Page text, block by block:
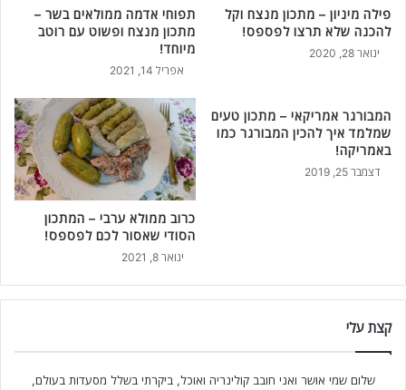
פילה מיניון – מתכון מנצח וקל
להכנה שלא תרצו לפספס!
ינואר 28, 2020
תפוחי אדמה ממולאים בשר –
מתכון מנצח ופשוט עם רוטב
מיוחד!
אפריל 14, 2021
המבורגר אמריקאי – מתכון טעים
שמלמד איך להכין המבורגר כמו
באמריקה!
דצמבר 25, 2019
כרוב ממולא ערבי – המתכון
הסודי שאסור לכם לפספס!
ינואר 8, 2021
קצת עלי
שלום שמי אושר ואני חובב קולינריה ואוכל, ביקרתי בשלל מסעדות בעולם,